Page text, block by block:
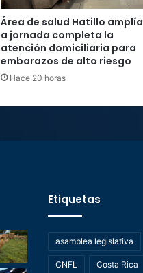
Área de salud Hatillo amplía
a jornada completa la
atención domiciliaria para
embarazos de alto riesgo
Hace 20 horas
Etiquetas
asamblea legislativa
CNFL Costa Rica